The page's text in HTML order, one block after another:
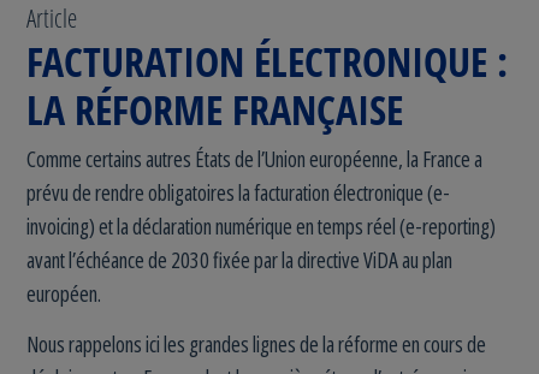
Article
FACTURATION ÉLECTRONIQUE :
LA RÉFORME FRANÇAISE
Comme certains autres États de l’Union européenne, la France a
prévu de rendre obligatoires la facturation électronique (e-
invoicing) et la déclaration numérique en temps réel (e-reporting)
avant l’échéance de 2030 fixée par la directive ViDA au plan
européen.
Nous rappelons ici les grandes lignes de la réforme en cours de